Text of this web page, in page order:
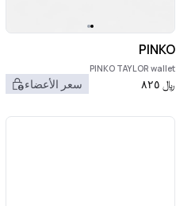
PINKO
PINKO TAYLOR wallet
﷼ ٨٢٥ سعر الأعضاء